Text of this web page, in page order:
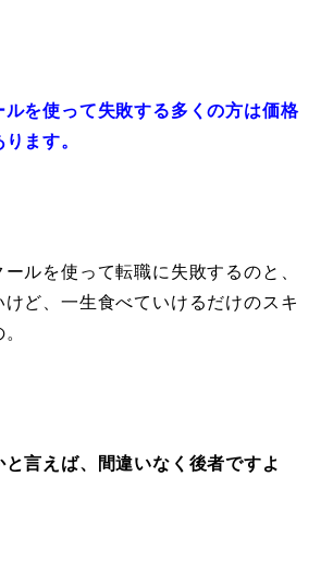
を使って失敗する多くの方は価格
ます。
ルを使って転職に失敗するのと、
けど、一生食べていけるだけのスキ
と言えば、間違いなく後者ですよ